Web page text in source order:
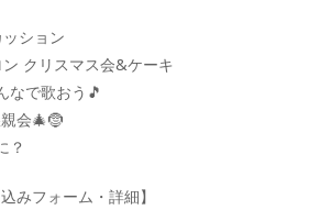
ション
クリスマス会&ケーキ
なで歌おう🎵
会🎄🤶
？
みフォーム・詳細】